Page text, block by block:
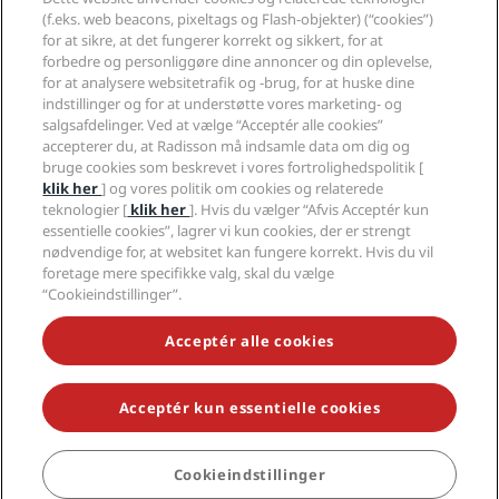
BOOK
Sports Approved-hoteller
Familievenlige hoteller
Sundhed og sikkerhed
Karriere i RHG
Karriere i PPHE
Karrierer EHL
The Club by RHG
Udviklingsmuligheder
Ansvarlig virksomhed
Indkøb
Fortrolighedscenter
Juridiske oplysninger
Radisson Rewards vilkår og betingelser
Aftale vedrørende brug af hjemmesiden
Digital tilgængelighed
Erklæring om moderne slaveri
Hjælp
Advarsler til forbrugere
Kontakt
Ofte stillede spørgsmål
Sitemap
Sociale medier
Radisson Hotels-brands
GÅ ALDRIG GLIP AF VORES MEST POPULÆRE TILBUD
© 2026 Radisson Hotel Group.Alle rettigheder forbeholdes. RHG
Radisson Hotel Group, Radisson, Radisson RED, Radisson Blu, Radisson
Collection, Radisson Individuals, Park Plaza, Park Inn, Country Inn &
Suites, Prize by Radisson, Radisson Rewards og Radisson Meetings er
varemærker tilhørende Radisson Hotel Group.
(f.eks. web beacons, pixeltags og Flash-objekter) (“cookies”)
for at sikre, at det fungerer korrekt og sikkert, for at
forbedre og personliggøre dine annoncer og din oplevelse,
for at analysere websitetrafik og -brug, for at huske dine
indstillinger og for at understøtte vores marketing- og
salgsafdelinger. Ved at vælge “Acceptér alle cookies”
accepterer du, at Radisson må indsamle data om dig og
bruge cookies som beskrevet i vores fortrolighedspolitik [
klik her] og vores politik om cookies og relaterede
teknologier [ klik her]. Hvis du vælger “Afvis Acceptér kun
essentielle cookies”, lagrer vi kun cookies, der er strengt
nødvendige for, at websitet kan fungere korrekt. Hvis du vil
foretage mere specifikke valg, skal du vælge
“Cookieindstillinger”.
Acceptér alle cookies
Acceptér kun essentielle cookies
Cookieindstillinger